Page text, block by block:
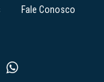
Fale Conosco